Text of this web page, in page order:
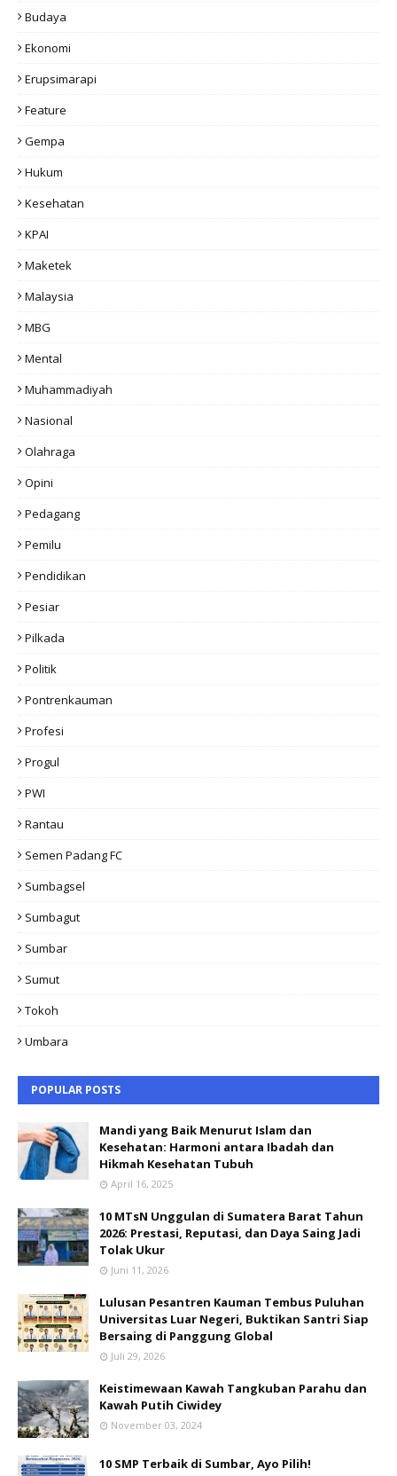
Budaya
Ekonomi
Erupsimarapi
Feature
Gempa
Hukum
Kesehatan
KPAI
Maketek
Malaysia
MBG
Mental
Muhammadiyah
Nasional
Olahraga
Opini
Pedagang
Pemilu
Pendidikan
Pesiar
Pilkada
Politik
Pontrenkauman
Profesi
Progul
PWI
Rantau
Semen Padang FC
Sumbagsel
Sumbagut
Sumbar
Sumut
Tokoh
Umbara
POPULAR POSTS
Mandi yang Baik Menurut Islam dan
Kesehatan: Harmoni antara Ibadah dan
Hikmah Kesehatan Tubuh
April 16, 2025
10 MTsN Unggulan di Sumatera Barat Tahun
2026: Prestasi, Reputasi, dan Daya Saing Jadi
Tolak Ukur
Juni 11, 2026
Lulusan Pesantren Kauman Tembus Puluhan
Universitas Luar Negeri, Buktikan Santri Siap
Bersaing di Panggung Global
Juli 29, 2026
Keistimewaan Kawah Tangkuban Parahu dan
Kawah Putih Ciwidey
November 03, 2024
10 SMP Terbaik di Sumbar, Ayo Pilih!